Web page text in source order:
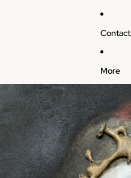
Contact
More
Skip to product information